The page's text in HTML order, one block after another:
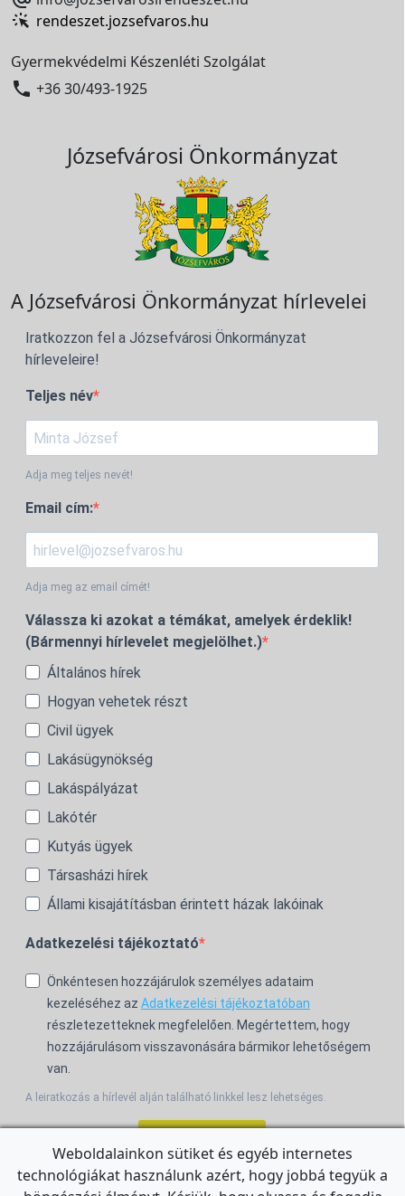
rendeszet.jozsefvaros.hu
Gyermekvédelmi Készenléti Szolgálat
 +36 30/493-1925
Józsefvárosi Önkormányzat
A Józsefvárosi Önkormányzat hírlevelei
Iratkozzon fel a Józsefvárosi Önkormányzat
hírleveleire!
Teljes név
Adja meg teljes nevét!
Email cím:
Adja meg az email címét!
Válassza ki azokat a témákat, amelyek érdeklik!
(Bármennyi hírlevelet megjelölhet.)
Általános hírek
Hogyan vehetek részt
Civil ügyek
Lakásügynökség
Lakáspályázat
Lakótér
Kutyás ügyek
Társasházi hírek
Állami kisajátításban érintett házak lakóinak
Adatkezelési tájékoztató
Önkéntesen hozzájárulok személyes adataim
kezeléséhez az Adatkezelési tájékoztatóban
részletezetteknek megfelelően. Megértettem, hogy
hozzájárulásom visszavonására bármikor lehetőségem
van.
A leiratkozás a hírlevél alján található linkkel lesz lehetséges.
For the English Newsletter, clickHERE.
Weboldalainkon sütiket és egyéb internetes
technológiákat használunk azért, hogy jobbá tegyük a